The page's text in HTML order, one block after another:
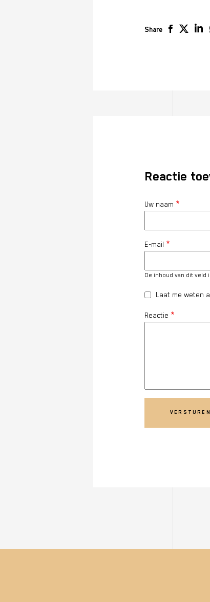
Share
Reactie
Uw naam
E-mail
De inhoud van dit veld
Laat me weten
Reactie